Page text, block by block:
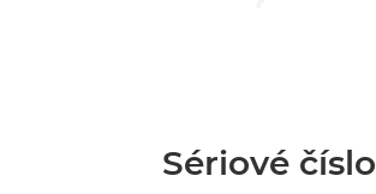
Sériové číslo